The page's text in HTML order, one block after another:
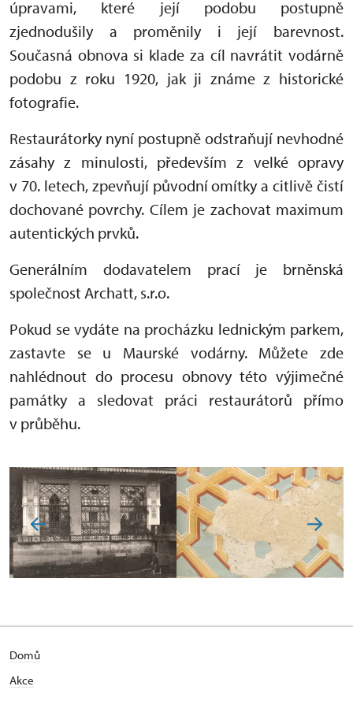
úpravami, které její podobu postupně
zjednodušily a proměnily i její barevnost.
Současná obnova si klade za cíl navrátit vodárně
podobu z roku 1920, jak ji známe z historické
fotografie.
Restaurátorky nyní postupně odstraňují nevhodné
zásahy z minulosti, především z velké opravy
v 70. letech, zpevňují původní omítky a citlivě čistí
dochované povrchy. Cílem je zachovat maximum
autentických prvků.
Generálním dodavatelem prací je brněnská
společnost Archatt, s.r.o.
Pokud se vydáte na procházku lednickým parkem,
zastavte se u Maurské vodárny. Můžete zde
nahlédnout do procesu obnovy této výjimečné
památky a sledovat práci restaurátorů přímo
v průběhu.
Domů
Akce